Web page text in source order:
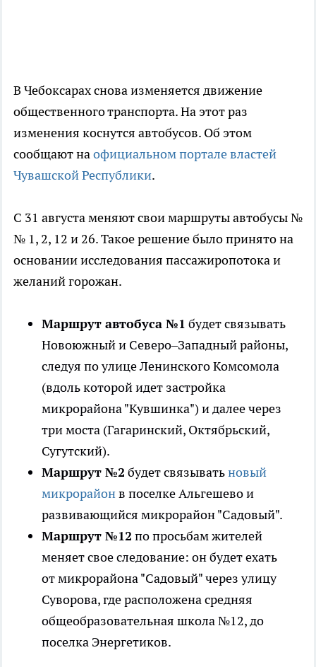
В Чебоксарах снова изменяется движение
общественного транспорта. На этот раз
изменения коснутся автобусов. Об этом
сообщают наофициальном портале властей
Чувашской Республики.
С 31 августа меняют свои маршруты автобусы №
№ 1, 2, 12 и 26. Такое решение было принято на
основании исследования пассажиропотока и
желаний горожан.
Маршрут автобуса №1 будет связывать
Новоюжный и Северо–Западный районы,
следуя по улице Ленинского Комсомола
(вдоль которой идет застройка
микрорайона "Кувшинка") и далее через
три моста (Гагаринский, Октябрьский,
Сугутский).
Маршрут №2 будет связыватьновый
микрорайонв поселке Альгешево и
развивающийся микрорайон "Садовый".
Маршрут №12 по просьбам жителей
меняет свое следование: он будет ехать
от микрорайона "Садовый" через улицу
Суворова, где расположена средняя
общеобразовательная школа №12, до
поселка Энергетиков.